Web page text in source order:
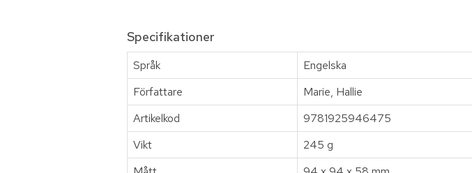
Specifikationer
Språk
Engelska
Författare
Marie, Hallie
Artikelkod
9781925946475
Vikt
245 g